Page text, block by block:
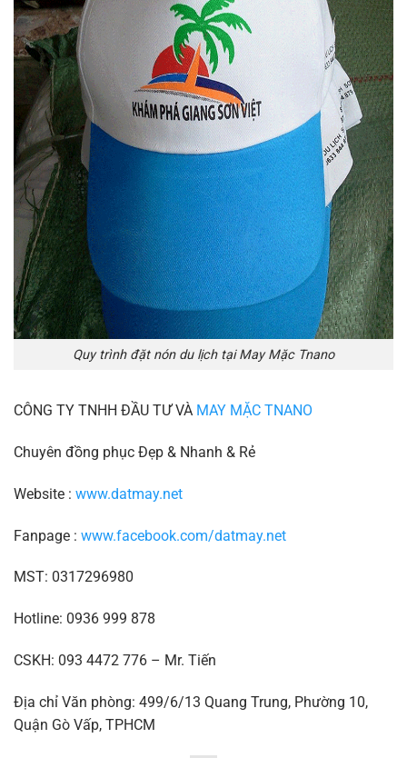
Quy trình đặt nón du lịch tại May Mặc Tnano
CÔNG TY TNHH ĐẦU TƯ VÀ MAY MẶC TNANO
Chuyên đồng phục Đẹp & Nhanh & Rẻ
Website : www.datmay.net
Fanpage : www.facebook.com/datmay.net
MST: 0317296980
Hotline: 0936 999 878
CSKH: 093 4472 776 – Mr. Tiến
Địa chỉ Văn phòng: 499/6/13 Quang Trung, Phường 10,
Quận Gò Vấp, TPHCM